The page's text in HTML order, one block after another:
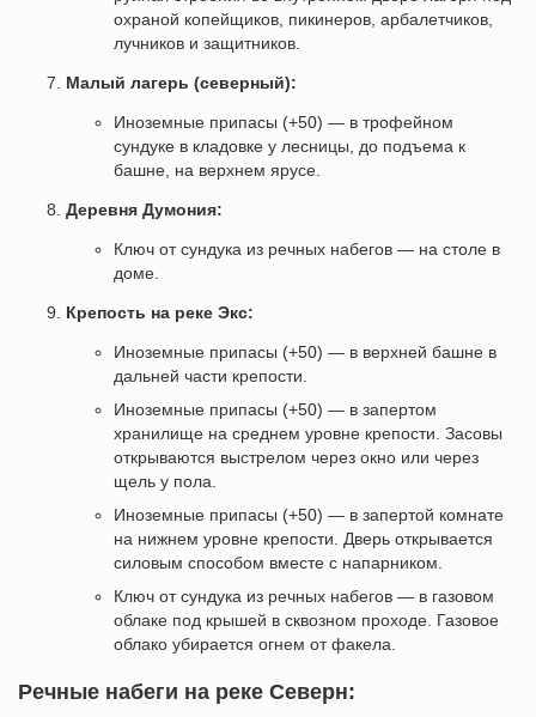
охраной копейщиков, пикинеров, арбалетчиков,
лучников и защитников.
Малый лагерь (северный):
Иноземные припасы (+50) — в трофейном
сундуке в кладовке у лесницы, до подъема к
башне, на верхнем ярусе.
Деревня Думония:
Ключ от сундука из речных набегов — на столе в
доме.
Крепость на реке Экс:
Иноземные припасы (+50) — в верхней башне в
дальней части крепости.
Иноземные припасы (+50) — в запертом
хранилище на среднем уровне крепости. Засовы
открываются выстрелом через окно или через
щель у пола.
Иноземные припасы (+50) — в запертой комнате
на нижнем уровне крепости. Дверь открывается
силовым способом вместе с напарником.
Ключ от сундука из речных набегов — в газовом
облаке под крышей в сквозном проходе. Газовое
облако убирается огнем от факела.
Речные набеги на реке Северн: